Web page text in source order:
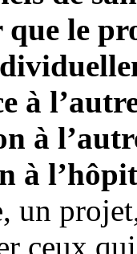
le
à
à
à
un
ceux